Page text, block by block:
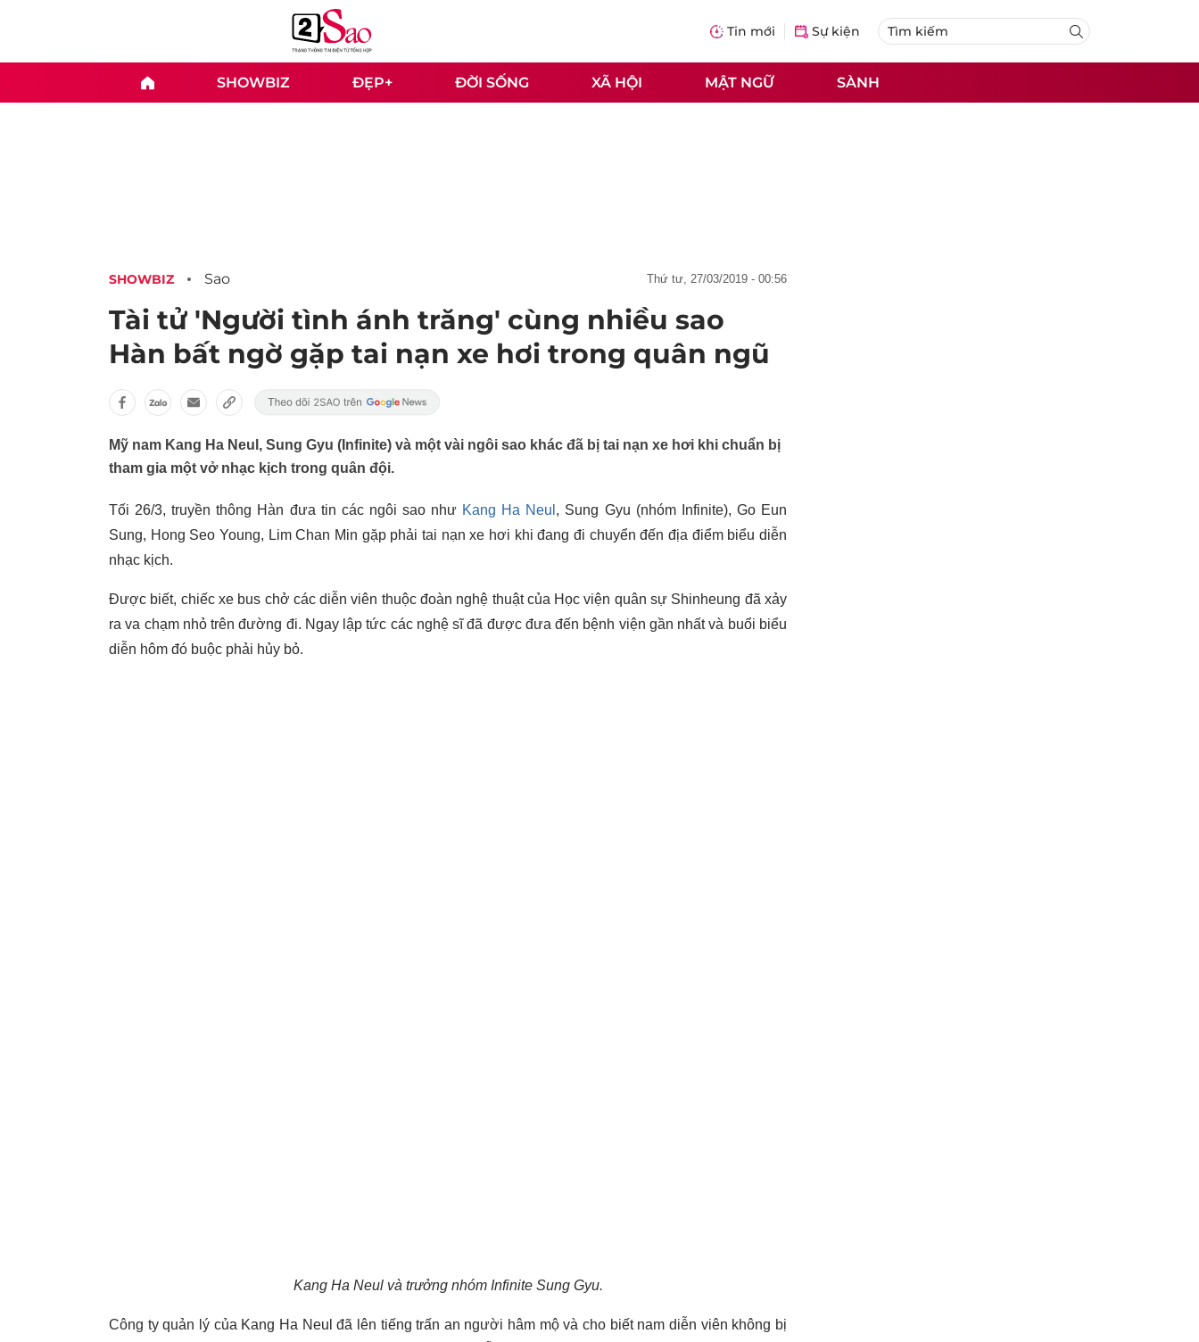
Tin mới Sự kiện
SHOWBIZ ĐẸP+ ĐỜI SỐNG XÃ HỘI MẬT NGỮ SÀNH
SHOWBIZ Sao thứ tư, 27/03/2019 - 00:56
Tài tử 'Người tình ánh trăng' cùng nhiều sao
Hàn bất ngờ gặp tai nạn xe hơi trong quân ngũ
Mỹ nam Kang Ha Neul, Sung Gyu (Infinite) và một vài ngôi sao khác đã bị tai nạn xe hơi khi chuẩn bị
tham gia một vở nhạc kịch trong quân đội.
Tối 26/3, truyền thông Hàn đưa tin các ngôi sao như Kang Ha Neul , Sung Gyu (nhóm Infinite), Go Eun
Sung, Hong Seo Young, Lim Chan Min gặp phải tai nạn xe hơi khi đang đi chuyển đến địa điểm biểu diễn
nhạc kịch.
Được biết, chiếc xe bus chở các diễn viên thuộc đoàn nghệ thuật của Học viện quân sự Shinheung đã xảy
ra va chạm nhỏ trên đường đi. Ngay lập tức các nghệ sĩ đã được đưa đến bệnh viện gần nhất và buổi biểu
diễn hôm đó buộc phải hủy bỏ.
Kang Ha Neul và trưởng nhóm Infinite Sung Gyu.
Công ty quản lý của Kang Ha Neul đã lên tiếng trấn an người hâm mộ và cho biết nam diễn viên không bị